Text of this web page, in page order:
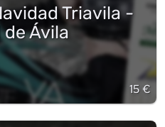
Triavila -
Ávila
15 €